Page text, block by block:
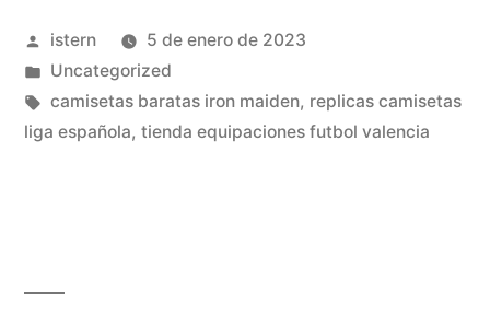
corte
ingles»
Publicado
por
istern
5 de enero de 2023
Publicado
en
Uncategorized
Etiquetas:
camisetas baratas iron maiden, replicas camisetas
liga española, tienda equipaciones futbol valencia